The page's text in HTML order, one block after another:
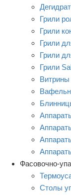
Грили
Грили
Грили
Грили
Грили
Фасовочно-
Столы